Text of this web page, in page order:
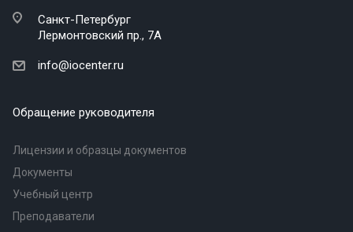
Санкт-Петербург
Лермонтовский пр., 7А
info@iocenter.ru
Обращение руководителя
Лицензии и образцы документов
Документы
Учебный центр
Преподаватели